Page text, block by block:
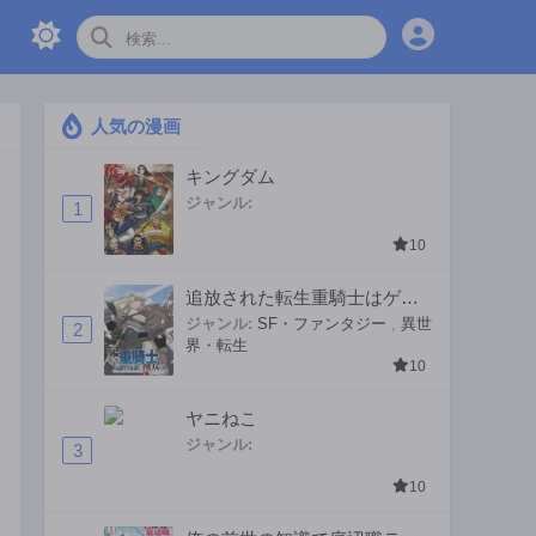
人気の漫画
1
キングダム
ジャンル:
10
2
追放された転生重騎士はゲー
ム知識で無双する
ジャンル: SF・ファンタジー
異世
界・転生
10
3
ヤニねこ
ジャンル:
10